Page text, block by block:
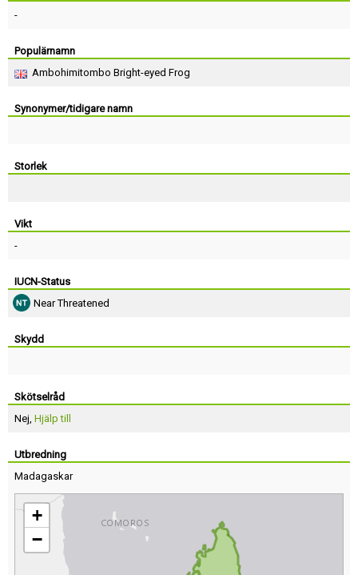
-
Populärnamn
Ambohimitombo Bright-eyed Frog
Synonymer/tidigare namn
Storlek
Vikt
-
IUCN-Status
Near Threatened
Skydd
Skötselråd
Nej, Hjälp till
Utbredning
Madagaskar
+
−